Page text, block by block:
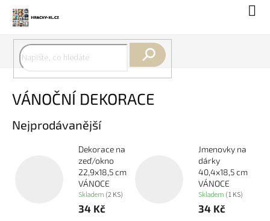
obsah
VÁNOČNÍ DEKORACE
Nejprodávanější
Dekorace na
zeď/okno
22,9x18,5 cm
VÁNOCE
Skladem (2 KS)
34 Kč
Jmenovky na
dárky
40,4x18,5 cm
VÁNOCE
Skladem (1 KS)
34 Kč